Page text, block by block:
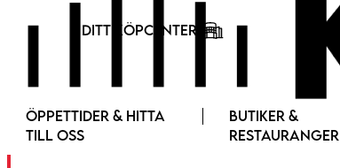
DITT KÖPCENTER
ÖPPETTIDER & HITTA
TILL OSS
BUTIKER &
RESTAURANGER